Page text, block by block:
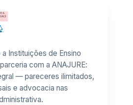
Instituições de Ensino
com a ANAJURE:
— pareceres ilimitados,
e advocacia nas